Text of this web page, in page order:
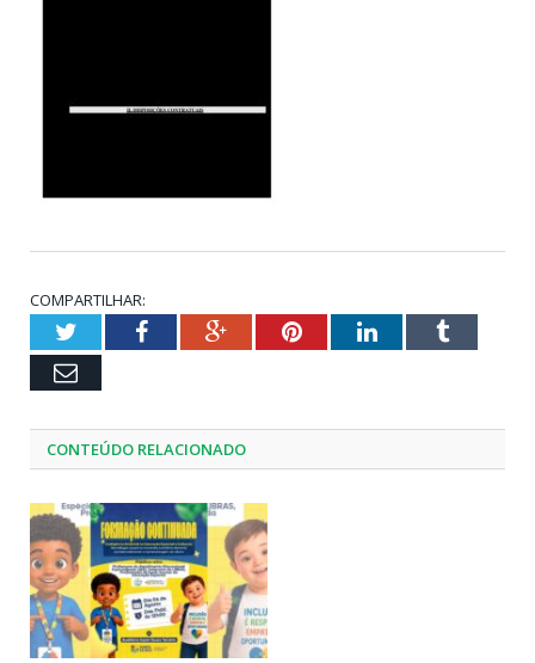
COMPARTILHAR:
TwitterFacebookGoogle+PinterestLinkedInTumblr
Email
CONTEÚDO RELACIONADO